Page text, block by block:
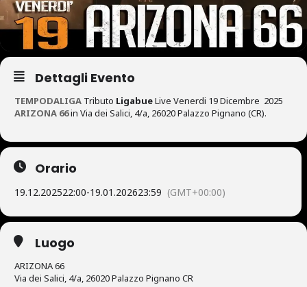
Dettagli Evento
TEMPODALIGA Tributo LigabueLive Venerdi 19 Dicembre 2025
ARIZONA 66in Via dei Salici, 4/a, 26020 Palazzo Pignano (CR).
Orario
19.12.202522:00-19.01.202623:59 (GMT+00:00)
Luogo
ARIZONA 66
Via dei Salici, 4/a, 26020 Palazzo Pignano CR